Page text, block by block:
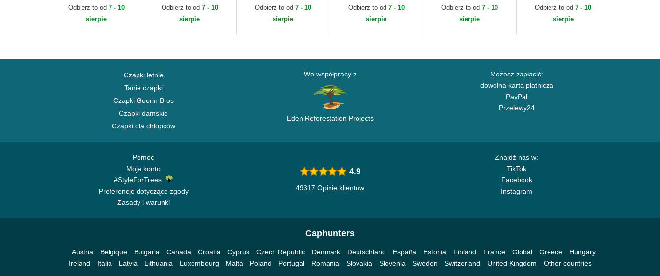
Odbierz to od 7 - 10
sierpie
Food Gelato Basic
Odbierz to od 7 - 10
sierpie
Food Djinns
Odbierz to od 7 - 10
sierpie
Odbierz to od 7 - 10
sierpie
Odbierz to od 7 - 10
sierpie
Odbierz to od7 - 10
sierpie
Czapki letnie
Tanie czapki
Czapki Goorin Bros
Czapki damskie
Czapki dla chłopców
We współpracy z
Eden Reforestation Projects
Możesz zapłacić:
dowolna karta płatnicza
PayPal
Przelewy24
Pomoc
Moje konto
#StyleForTrees
Preferencje dotyczące zgody
Zasady i warunki
Znajdź nas w:
TikTok
Facebook
Instagram
4.9
49317 Opinie klientów
Caphunters
Austria Belgique Bulgaria Canada Croatia Cyprus Czech Republic Denmark Deutschland España Estonia Finland France Global Greece
Hungary
Ireland
Italia Latvia Lithuania Luxembourg Malta Poland Portugal Romania Slovakia Slovenia Sweden Switzerland United Kingdom Other countries